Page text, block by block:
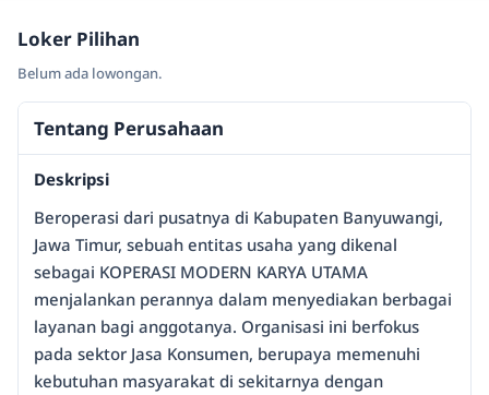
Loker Pilihan
Belum ada lowongan.
Tentang Perusahaan
Deskripsi
Beroperasi dari pusatnya di Kabupaten Banyuwangi,
Jawa Timur, sebuah entitas usaha yang dikenal
sebagai KOPERASI MODERN KARYA UTAMA
menjalankan perannya dalam menyediakan berbagai
layanan bagi anggotanya. Organisasi ini berfokus
pada sektor Jasa Konsumen, berupaya memenuhi
kebutuhan masyarakat di sekitarnya dengan